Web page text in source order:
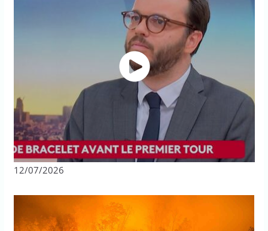
12/07/2026